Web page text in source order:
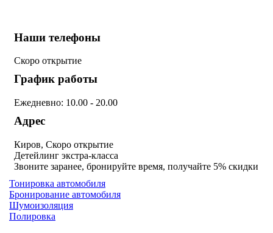
Наши телефоны
Скоро открытие
График работы
Ежедневно: 10.00 - 20.00
Адрес
Киров, Скоро открытие
Детейлинг экстра-класса
Звоните заранее, бронируйте время, получайте 5% скидки
Тонировка автомобиля
Бронирование автомобиля
Шумоизоляция
Полировка